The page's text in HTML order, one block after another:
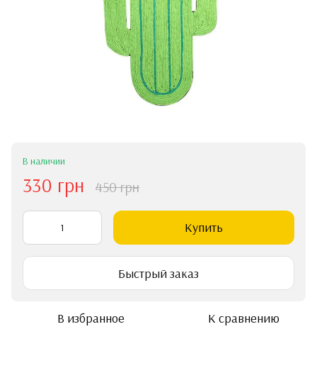
В наличии
330 грн 450 грн
Купить
Быстрый заказ
В избранное К сравнению